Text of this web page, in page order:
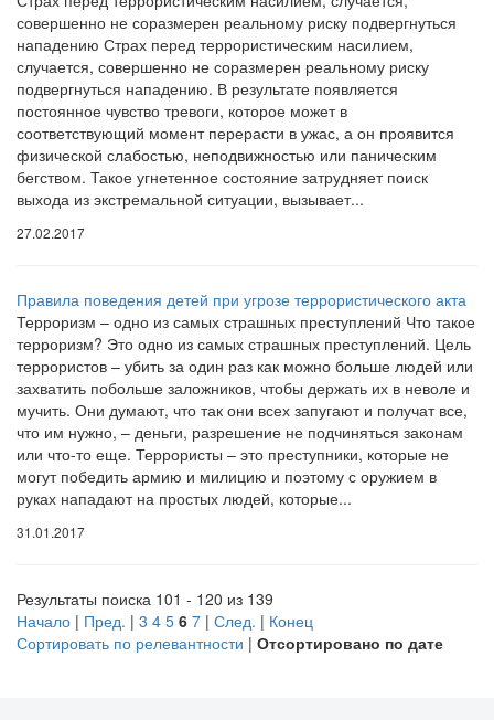
совершенно не соразмерен реальному риску подвергнуться
нападению Страх перед террористическим насилием,
случается, совершенно не соразмерен реальному риску
подвергнуться нападению. В результате появляется
постоянное чувство тревоги, которое может в
соответствующий момент перерасти в ужас, а он проявится
физической слабостью, неподвижностью или паническим
бегством. Такое угнетенное состояние затрудняет поиск
выхода из экстремальной ситуации, вызывает...
27.02.2017
Правила поведения детей при угрозе террористического акта
Терроризм – одно из самых страшных преступлений Что такое
терроризм? Это одно из самых страшных преступлений. Цель
террористов – убить за один раз как можно больше людей или
захватить побольше заложников, чтобы держать их в неволе и
мучить. Они думают, что так они всех запугают и получат все,
что им нужно, – деньги, разрешение не подчиняться законам
или что-то еще. Террористы – это преступники, которые не
могут победить армию и милицию и поэтому с оружием в
руках нападают на простых людей, которые...
31.01.2017
Результаты поиска 101 - 120 из 139
Начало | Пред. | 3 4 5 6 7 | След. | Конец
Сортировать по релевантности | Отсортировано по дате